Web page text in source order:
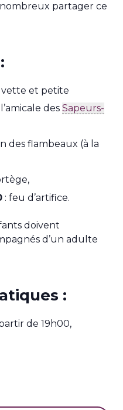
partager ce
et petite
des Sapeurs-
des flambeaux (à la
: feu d’artifice.
doivent
d’un adulte
:
de 19h00,